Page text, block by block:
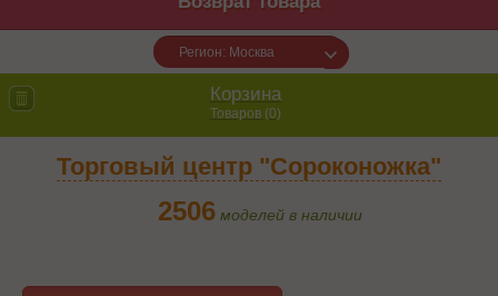
Регион: Москва
Корзина
Товаров (0)
Торговый центр "Сороконожка"
2506 моделей в наличии